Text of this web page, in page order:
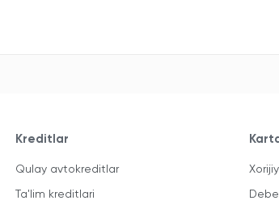
Kreditlar
Qulay avtokreditlar
Ta'lim kreditlari